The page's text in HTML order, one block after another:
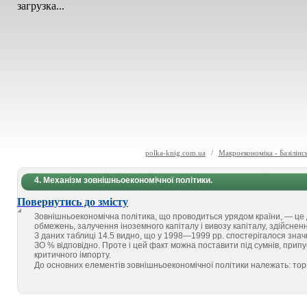
загрузка...
polka-knig.com.ua / Макроекономіка -
4. Механізм зовнішньоекономічної політики.
Повернутись до змісту
Зовнішньоекономічна політика, що проводиться урядом країни, — це
обмежень, залучення іноземного капіталу і вивозу капіталу,
З даних таблиці 14.5 видно, що у 1998—1999 pp. спостерігалося
ЗО % відповідно. Проте і цей факт можна поставити під сумнів,
критичного імпорту.
До основних елементів зовнішньоекономічної політики належать: